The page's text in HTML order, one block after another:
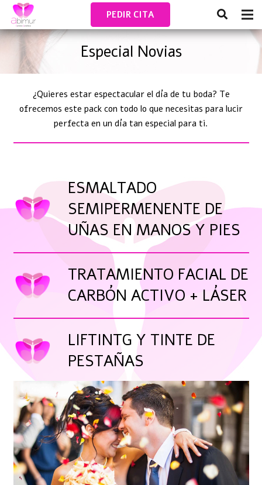
PEDIR CITA
Especial Novias
¿Quieres estar espectacular el día de tu boda? Te
ofrecemos este pack con todo lo que necesitas para lucir
perfecta en un día tan especial para ti.
ESMALTADO
SEMIPERMENENTE DE
UÑAS EN MANOS Y PIES
TRATAMIENTO FACIAL DE
CARBÓN ACTIVO + LÁSER
LIFTINTG Y TINTE DE
PESTAÑAS